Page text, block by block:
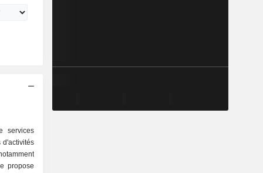
services
d'activités
propose